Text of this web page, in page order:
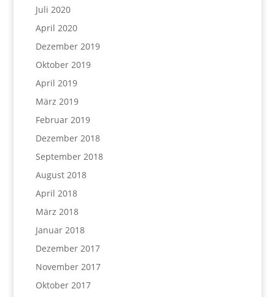
Juli 2020
April 2020
Dezember 2019
Oktober 2019
April 2019
März 2019
Februar 2019
Dezember 2018
September 2018
August 2018
April 2018
März 2018
Januar 2018
Dezember 2017
November 2017
Oktober 2017